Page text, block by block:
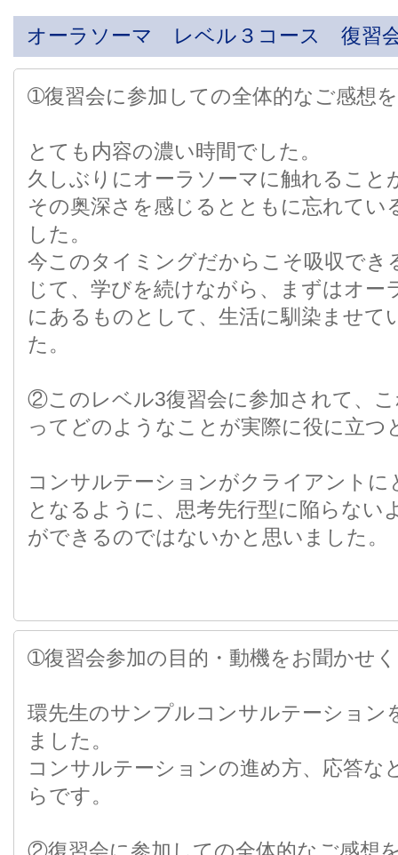
オーラソーマ レベル３コース 復習
➀復習会に参加しての全体的なご感想
とても内容の濃い時間でした。
久しぶりにオーラソーマに触れること
その奥深さを感じるとともに忘れてい
した。
今このタイミングだからこそ吸収でき
じて、学びを続けながら、まずはオー
にあるものとして、生活に馴染ませて
た。
②このレベル3復習会に参加されて、
ってどのようなことが実際に役に立つ
コンサルテーションがクライアント
となるように、思考先行型に陥らない
ができるのではないかと思いました。
➀復習会参加の目的・動機をお聞かせ
環先生のサンプルコンサルテーション
ました。
コンサルテーションの進め方、応答な
らです。